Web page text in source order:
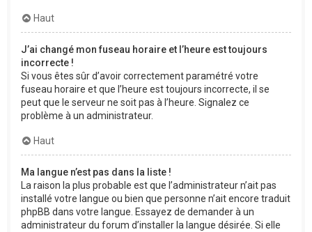
Haut
J’ai changé mon fuseau horaire et l’heure est toujours
incorrecte !
Si vous êtes sûr d’avoir correctement paramétré votre
fuseau horaire et que l’heure est toujours incorrecte, il se
peut que le serveur ne soit pas à l’heure. Signalez ce
problème à un administrateur.
Haut
Ma langue n’est pas dans la liste !
La raison la plus probable est que l’administrateur n’ait pas
installé votre langue ou bien que personne n’ait encore traduit
phpBB dans votre langue. Essayez de demander à un
administrateur du forum d’installer la langue désirée. Si elle